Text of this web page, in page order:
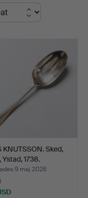
tiden.
årsstämplar i
datering av
ofta kräver en
för säker
som speglar
och tidlös
KNUTSSON. Sked,
Ystad, 1738.
9 maj 2026